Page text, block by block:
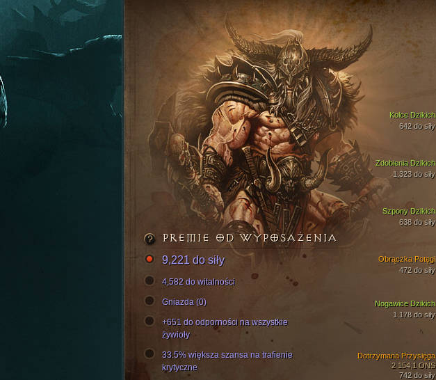
Zdobienia Dzikich
1,323 do siły
Szpony Dzikich
638 do siły
Kolce Dzikich
642 do siły
Nogawice Dzikich
1,178 do siły
Dotrzymana Przysięga
2 154,1 ONS
742 do siły
Obrączka Potęgi
472 do siły
PREMIE OD WYPOSAŻENIA
9,221 do siły
4,582 do witalności
Gniazda (0)
+651 do odporności na wszystkie
żywioły
33.5% większa szansa na trafienie
krytyczne